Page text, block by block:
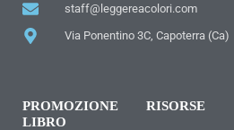
staff@leggereacolori.com
Via Ponentino 3C, Capoterra (Ca)
PROMOZIONE
LIBRO
RISORSE